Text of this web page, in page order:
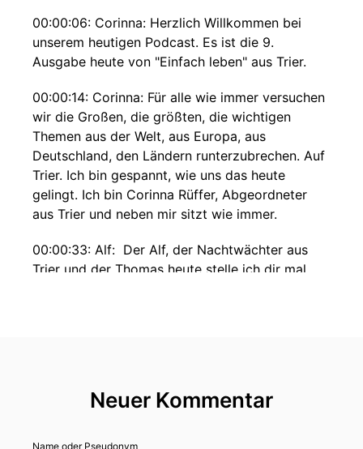
00:00:06: Corinna: Herzlich Willkommen bei
unserem heutigen Podcast. Es ist die 9.
Ausgabe heute von "Einfach leben" aus Trier.
00:00:14: Corinna: Für alle wie immer versuchen
wir die Großen, die größten, die wichtigen
Themen aus der Welt, aus Europa, aus
Deutschland, den Ländern runterzubrechen. Auf
Trier. Ich bin gespannt, wie uns das heute
gelingt. Ich bin Corinna Rüffer, Abgeordneter
aus Trier und neben mir sitzt wie immer.
00:00:33: Alf: Der Alf, der Nachtwächter aus
Trier und der Thomas heute stelle ich dir mal
00:00:50: Corinna: Warum? Das musst du doch
Neuer Kommentar
Name oder Pseudonym